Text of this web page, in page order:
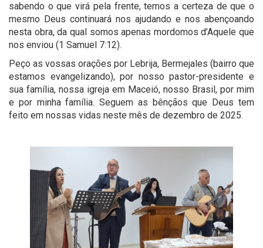
sabendo o que virá pela frente, temos a certeza de que o
mesmo Deus continuará nos ajudando e nos abençoando
nesta obra, da qual somos apenas mordomos d’Aquele que
nos enviou (1 Samuel 7:12).
Peço as vossas orações por Lebrija, Bermejales (bairro que
estamos evangelizando), por nosso pastor-presidente e
sua família, nossa igreja em Maceió, nosso Brasil, por mim
e por minha família. Seguem as bênçãos que Deus tem
feito em nossas vidas neste mês de dezembro de 2025.